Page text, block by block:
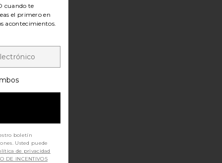
PIMPLE PATCH
De Parfum
cuando te
el primero en
acontecimientos.
boletín
Usted puede
de privacidad
DE INCENTIVOS